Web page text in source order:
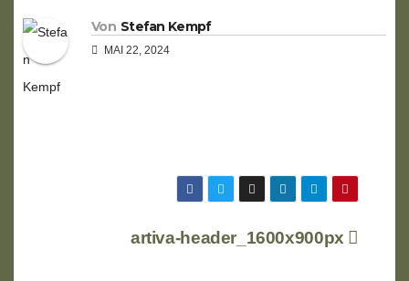
Von Stefan Kempf
MAI 22, 2024
Beitragsnavigation
artiva-header_1600x900px